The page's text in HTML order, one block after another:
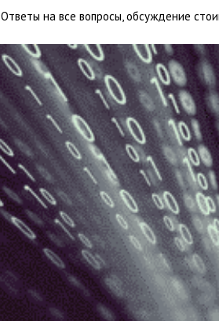
Ответы на все вопросы, обсуждение